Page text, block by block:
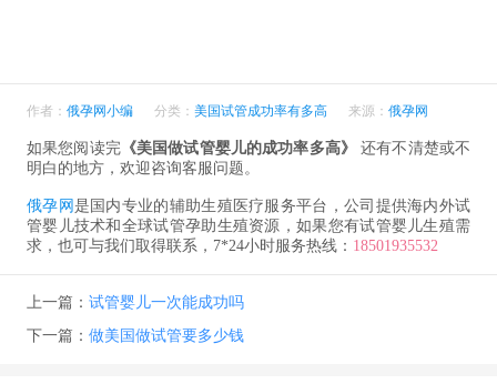
作者： 俄孕网小编 分类： 美国试管成功率有多高 来源： 俄孕网
如果您阅读完《美国做试管婴儿的成功率多高》
还有不清楚或不
明白的地方，欢迎咨询客服问题。
俄孕网 是国内专业的辅助生殖医疗服务平台，公司提供海内外试
管婴儿技术和全球试管孕助生殖资源，如果您有试管婴儿生殖需
求，也可与我们取得联系，7*24小时服务热线： 18501935532
上一篇： 试管婴儿一次能成功吗
下一篇： 做美国做试管要多少钱